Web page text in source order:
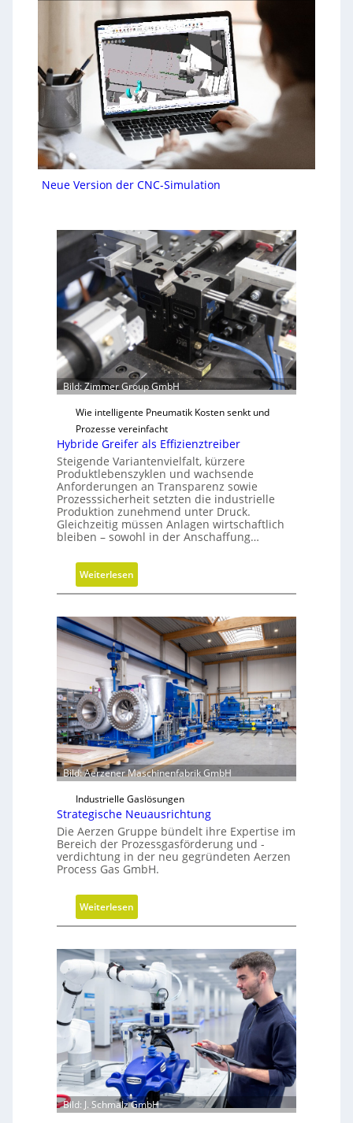
Neue Version der CNC-Simulation
Bild: Zimmer Group GmbH
Wie intelligente Pneumatik Kosten senkt und
Prozesse vereinfacht
Hybride Greifer als Effizienztreiber
Steigende Variantenvielfalt, kürzere
Produktlebenszyklen und wachsende
Anforderungen an Transparenz sowie
Prozesssicherheit setzten die industrielle
Produktion zunehmend unter Druck.
Gleichzeitig müssen Anlagen wirtschaftlich
bleiben – sowohl in der Anschaffung…
Weiterlesen
H
b
r
i
d
e
G
r
e
i
f
r
a
l
s
E
z
e
n
z
t
r
e
i
b
e
r
Bild: Aerzener Maschinenfabrik GmbH
Industrielle Gaslösungen
Strategische Neuausrichtung
Die Aerzen Gruppe bündelt ihre Expertise im
Bereich der Prozessgasförderung und -
verdichtung in der neu gegründeten Aerzen
Process Gas GmbH.
Weiterlesen
S
r
a
t
e
g
i
s
c
h
e
Bild: J. Schmalz GmbH